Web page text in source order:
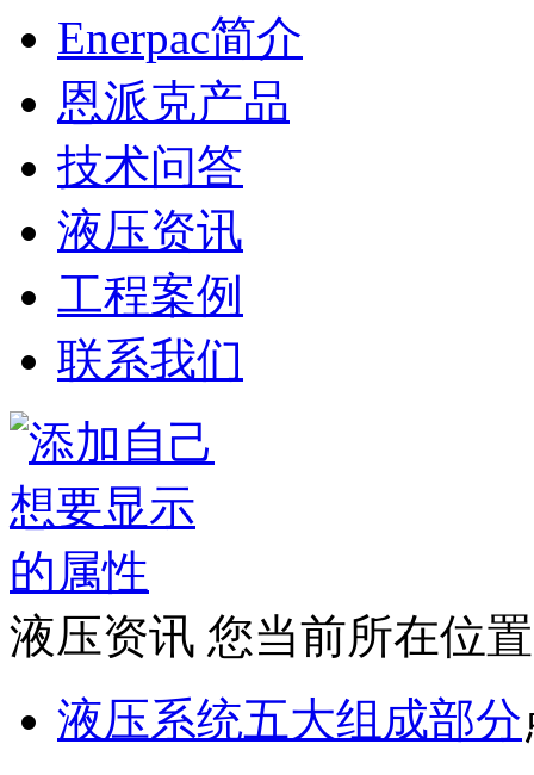
Enerpac简介
恩派克产品
技术问答
液压资讯
工程案例
联系我们
液压资讯 您当前所在位
液压系统五大组成部分